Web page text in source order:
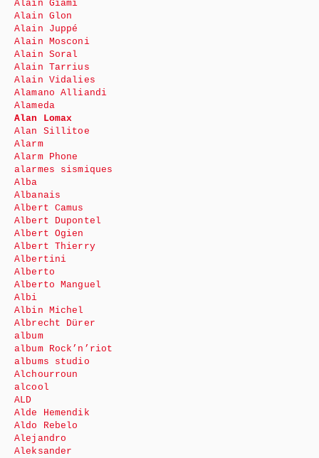
Alain Giami
Alain Glon
Alain Juppé
Alain Mosconi
Alain Soral
Alain Tarrius
Alain Vidalies
Alamano Alliandi
Alameda
Alan Lomax
Alan Sillitoe
Alarm
Alarm Phone
alarmes sismiques
Alba
Albanais
Albert Camus
Albert Dupontel
Albert Ogien
Albert Thierry
Albertini
Alberto
Alberto Manguel
Albi
Albin Michel
Albrecht Dürer
album
album Rock’n’riot
albums studio
Alchourroun
alcool
ALD
Alde Hemendik
Aldo Rebelo
Alejandro
Aleksander